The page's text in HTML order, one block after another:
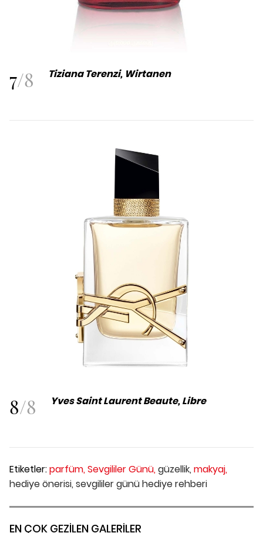
7/8 Tiziana Terenzi, Wirtanen
8/8 Yves Saint Laurent Beaute, Libre
Etiketler:parfüm,Sevgililer Günü,güzellik, makyaj,
hediye önerisi, sevgililer günü hediye rehberi
EN ÇOK GEZİLEN GALERİLER